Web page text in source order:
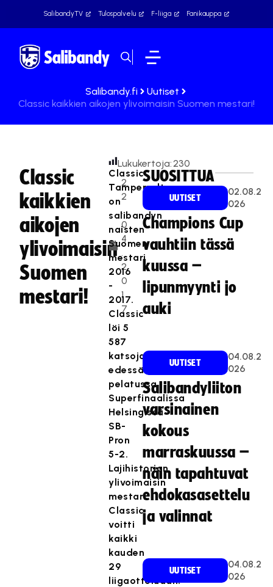
SalibandyTV Tulospalvelu F-liiga Fanikauppa
Salibandy.fi
Uutiset
Classic kaikkien aikojen ylivoimaisin Suomen mestari!
Classic
kaikkien
aikojen
ylivoimaisin
Suomen
mestari!
2
2
.
0
4
.
2
0
1
7
Lukukertoja:230
Classic
Tampereelta
on
salibandyn
naisten
Suomen
mestari
2016
-
2017.
Classic
löi 5
587
katsojan
edessä
pelatussa
Superfinaalissa
Helsingissä
SB-
Pron
5-2.
Lajihistorian
ylivoimaisin
mestari
Classic
voitti
kaikki
kauden
29
liigaotteluaan.
SUOSITTUA
UUTISET
02.08.2
026
Champions Cup
vauhtiin tässä
kuussa –
lipunmyynti jo
auki
UUTISET
04.08.2
026
Salibandyliiton
varsinainen
kokous
marraskuussa –
näin tapahtuvat
ehdokasasettelu
ja valinnat
UUTISET
04.08.2
026